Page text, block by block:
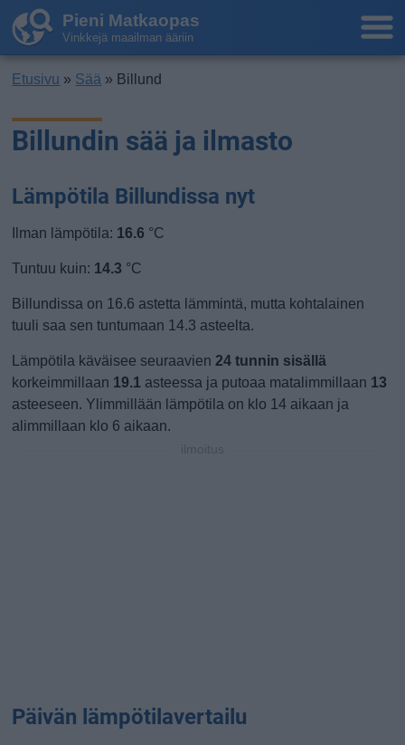
Pieni Matkaopas
Vinkkejä maailman ääriin
Etusivu » Sää » Billund
Billundin sää ja ilmasto
Lämpötila Billundissa nyt
Ilman lämpötila: 16.6 °C
Tuntuu kuin: 14.3 °C
Billundissa on 16.6 astetta lämmintä, mutta kohtalainen
tuuli saa sen tuntumaan 14.3 asteelta.
Lämpötila käväisee seuraavien24 tunnin sisällä
korkeimmillaan 19.1 asteessa ja putoaa matalimmillaan 13
asteeseen. Ylimmillään lämpötila on klo 14 aikaan ja
alimmillaan klo 6 aikaan.
Päivän lämpötilavertailu